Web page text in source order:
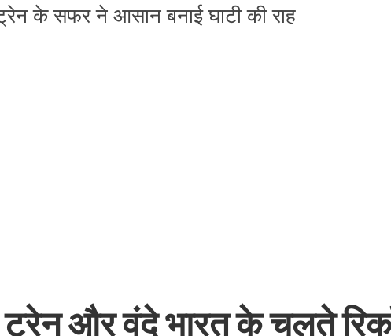
के सफर ने आसान बनाई घाटी की राह
और वंदे भारत के चलते